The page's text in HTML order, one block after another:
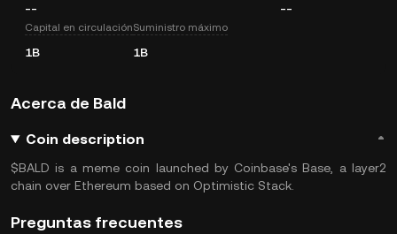
-- --
Capital en circulación
1B
Suministro máximo
1B
Acerca de Bald
Coin description
$BALD is a meme coin launched by Coinbase's Base, a layer2
chain over Ethereum based on Optimistic Stack.
Preguntas frecuentes